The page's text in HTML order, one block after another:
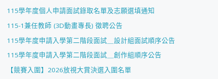
115學年度個人申請面試錄取名單及志願選填通知
115-1兼任教師 (3D動畫專長) 徵聘公告
115學年度申請入學第二階段面試＿設計組面試順序公告
115學年度申請入學第二階段面試＿創作組順序公告
【競賽入圍】2026放視大賞決選入圍名單